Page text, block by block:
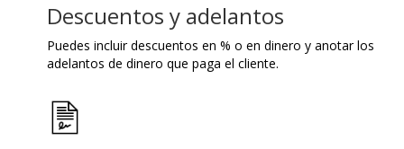
Descuentos y adelantos
Puedes incluir descuentos en % o en dinero y anotar los
adelantos de dinero que paga el cliente.